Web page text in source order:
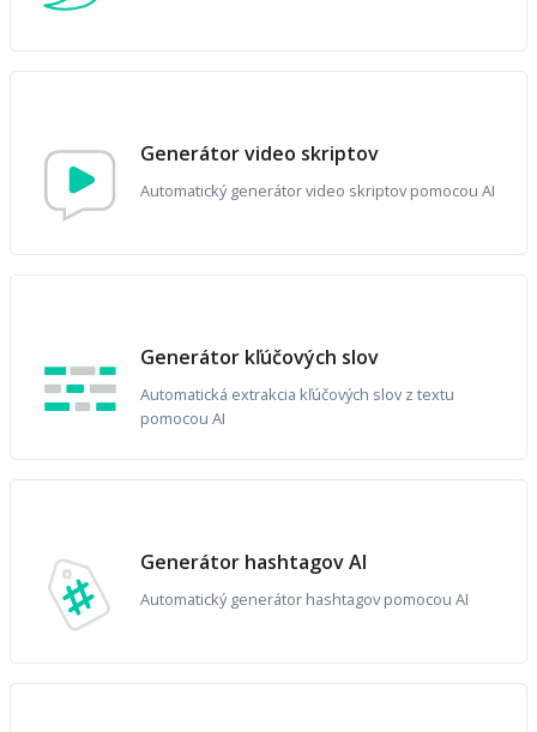
Generátor video skriptov
Automatický generátor video skriptov pomocou AI
Generátor kľúčových slov
Automatická extrakcia kľúčových slov z textu
pomocou AI
Generátor hashtagov AI
Automatický generátor hashtagov pomocou AI